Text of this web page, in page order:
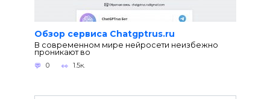
Обзор сервиса Chatgptrus.ru
В современном мире нейросети неизбежно
проникают во
0 1.5к.